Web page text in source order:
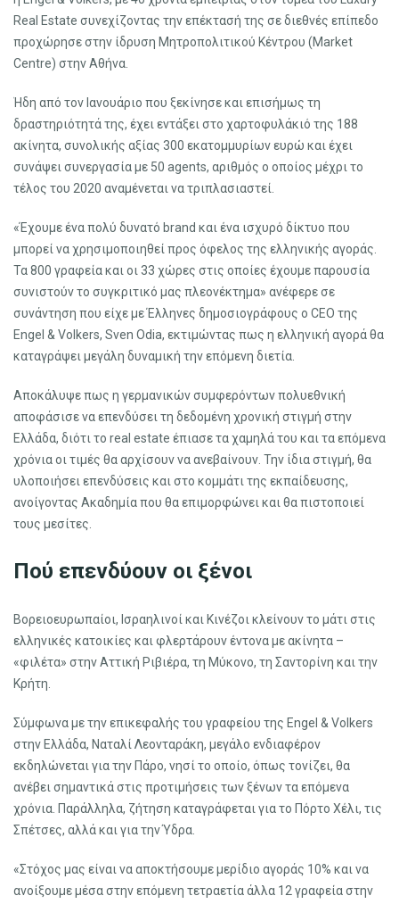
Real Estate συνεχίζοντας την επέκτασή της σε διεθνές επίπεδο
προχώρησε στην ίδρυση Μητροπολιτικού Κέντρου (Market
Centre) στην Αθήνα.
Ήδη από τον Ιανουάριο που ξεκίνησε και επισήμως τη
δραστηριότητά της, έχει εντάξει στο χαρτοφυλάκιό της 188
ακίνητα, συνολικής αξίας 300 εκατομμυρίων ευρώ και έχει
συνάψει συνεργασία με 50 agents, αριθμός ο οποίος μέχρι το
τέλος του 2020 αναμένεται να τριπλασιαστεί.
«Έχουμε ένα πολύ δυνατό brand και ένα ισχυρό δίκτυο που
μπορεί να χρησιμοποιηθεί προς όφελος της ελληνικής αγοράς.
Τα 800 γραφεία και οι 33 χώρες στις οποίες έχουμε παρουσία
συνιστούν το συγκριτικό μας πλεονέκτημα» ανέφερε σε
συνάντηση που είχε με Έλληνες δημοσιογράφους ο CEO της
Engel & Volkers, Sven Odia, εκτιμώντας πως η ελληνική αγορά θα
καταγράψει μεγάλη δυναμική την επόμενη διετία.
Αποκάλυψε πως η γερμανικών συμφερόντων πολυεθνική
αποφάσισε να επενδύσει τη δεδομένη χρονική στιγμή στην
Ελλάδα, διότι το real estate έπιασε τα χαμηλά του και τα επόμενα
χρόνια οι τιμές θα αρχίσουν να ανεβαίνουν. Την ίδια στιγμή, θα
υλοποιήσει επενδύσεις και στο κομμάτι της εκπαίδευσης,
ανοίγοντας Ακαδημία που θα επιμορφώνει και θα πιστοποιεί
τους μεσίτες.
Πού επενδύουν οι ξένοι
Βορειοευρωπαίοι, Ισραηλινοί και Κινέζοι κλείνουν το μάτι στις
ελληνικές κατοικίες και φλερτάρουν έντονα με ακίνητα –
«φιλέτα» στην Αττική Ριβιέρα, τη Μύκονο, τη Σαντορίνη και την
Κρήτη.
Σύμφωνα με την επικεφαλής του γραφείου της Engel & Volkers
στην Ελλάδα, Ναταλί Λεονταράκη, μεγάλο ενδιαφέρον
εκδηλώνεται για την Πάρο, νησί το οποίο, όπως τονίζει, θα
ανέβει σημαντικά στις προτιμήσεις των ξένων τα επόμενα
χρόνια. Παράλληλα, ζήτηση καταγράφεται για το Πόρτο Χέλι, τις
Σπέτσες, αλλά και για την Ύδρα.
«Στόχος μας είναι να αποκτήσουμε μερίδιο αγοράς 10% και να
ανοίξουμε μέσα στην επόμενη τετραετία άλλα 12 γραφεία στην